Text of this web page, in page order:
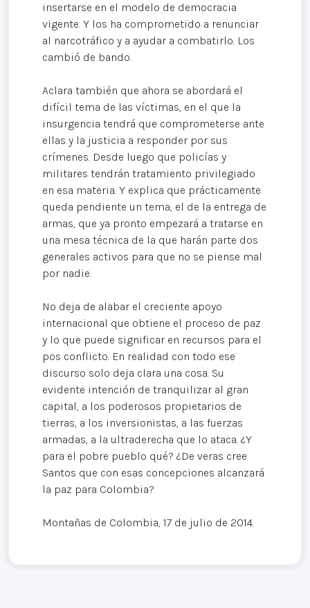
insertarse en el modelo de democracia
vigente. Y los ha comprometido a renunciar
al narcotráfico y a ayudar a combatirlo. Los
cambió de bando.
Aclara también que ahora se abordará el
difícil tema de las víctimas, en el que la
insurgencia tendrá que comprometerse ante
ellas y la justicia a responder por sus
crímenes. Desde luego que policías y
militares tendrán tratamiento privilegiado
en esa materia. Y explica que prácticamente
queda pendiente un tema, el de la entrega de
armas, que ya pronto empezará a tratarse en
una mesa técnica de la que harán parte dos
generales activos para que no se piense mal
por nadie.
No deja de alabar el creciente apoyo
internacional que obtiene el proceso de paz
y lo que puede significar en recursos para el
pos conflicto. En realidad con todo ese
discurso solo deja clara una cosa. Su
evidente intención de tranquilizar al gran
capital, a los poderosos propietarios de
tierras, a los inversionistas, a las fuerzas
armadas, a la ultraderecha que lo ataca. ¿Y
para el pobre pueblo qué? ¿De veras cree
Santos que con esas concepciones alcanzará
la paz para Colombia?
Montañas de Colombia, 17 de julio de 2014.